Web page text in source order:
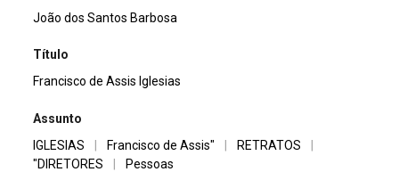
João dos Santos Barbosa
Título
Francisco de Assis Iglesias
Assunto
IGLESIAS
Francisco de Assis" RETRATOS
"DIRETORES
Pessoas